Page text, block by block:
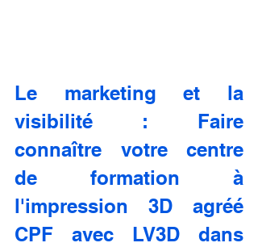
Le marketing et la
visibilité : Faire
connaître votre centre
de formation à
l'impression 3D agréé
CPF avec LV3D dans